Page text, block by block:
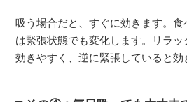
吸う場合だと、すぐに効きます。食
は緊張状態でも変化します。リラッ
効きやすく、逆に緊張していると効